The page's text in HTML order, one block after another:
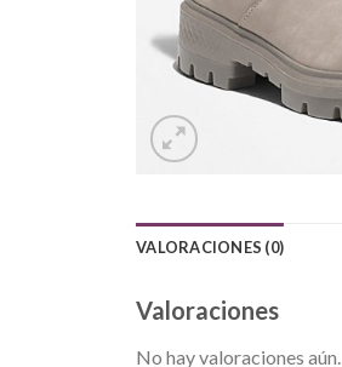
VALORACIONES (0)
Valoraciones
No hay valoraciones aún.